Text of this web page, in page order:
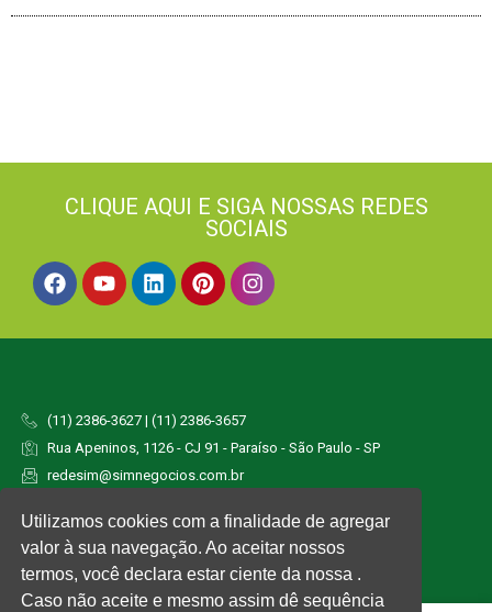
CLIQUE AQUI E SIGA NOSSAS REDES
SOCIAIS
(11) 2386-3627 | (11) 2386-3657
Rua Apeninos, 1126 - CJ 91 - Paraíso - São Paulo - SP
redesim@simnegocios.com.br
Utilizamos cookies com a finalidade de agregar
valor à sua navegação. Ao aceitar nossos
termos, você declara estar ciente da nossa .
Caso não aceite e mesmo assim dê sequência